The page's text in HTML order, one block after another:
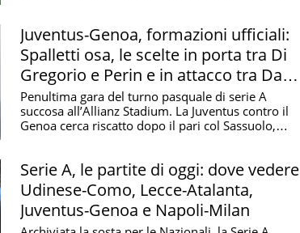
Juventus-Genoa, formazioni ufficiali:
Spalletti osa, le scelte in porta tra Di
Gregorio e Perin e in attacco tra David
e Boga
Penultima gara del turno pasquale di serie A
succosa all’Allianz Stadium. La Juventus contro il
Genoa cerca riscatto dopo il pari col Sassuolo,
Serie A, le partite di oggi: dove vedere
Udinese-Como, Lecce-Atalanta,
Juventus-Genoa e Napoli-Milan